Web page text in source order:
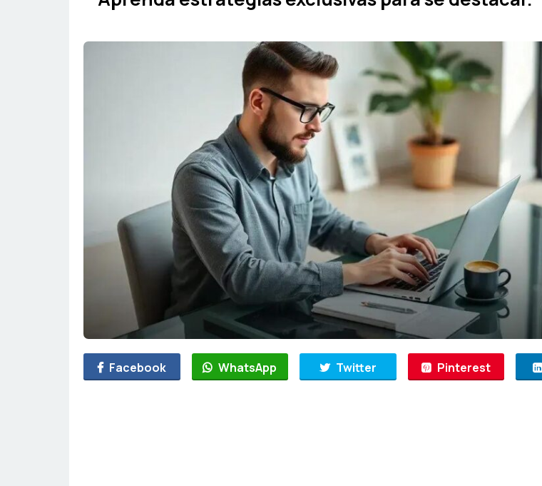
Facebook WhatsApp Twitter Pinterest